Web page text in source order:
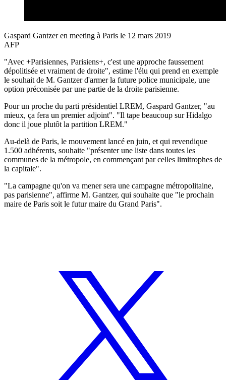
Gaspard Gantzer en meeting à Paris le 12 mars 2019
AFP
"Avec +Parisiennes, Parisiens+, c'est une approche faussement
dépolitisée et vraiment de droite", estime l'élu qui prend en exemple
le souhait de M. Gantzer d'armer la future police municipale, une
option préconisée par une partie de la droite parisienne.
Pour un proche du parti présidentiel LREM, Gaspard Gantzer, "au
mieux, ça fera un premier adjoint". "Il tape beaucoup sur Hidalgo
donc il joue plutôt la partition LREM."
Au-delà de Paris, le mouvement lancé en juin, et qui revendique
1.500 adhérents, souhaite "présenter une liste dans toutes les
communes de la métropole, en commençant par celles limitrophes de
la capitale".
"La campagne qu'on va mener sera une campagne métropolitaine,
pas parisienne", affirme M. Gantzer, qui souhaite que "le prochain
maire de Paris soit le futur maire du Grand Paris".